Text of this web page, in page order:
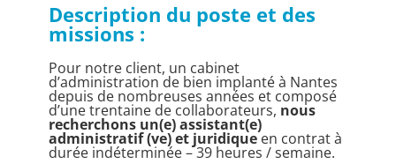
Description du poste et des
missions :
Pour notre client, un cabinet
d’administration de bien implanté à Nantes
depuis de nombreuses années et composé
d’une trentaine de collaborateurs, nous
recherchons un(e) assistant(e)
administratif (ve) et juridiqueen contrat à
durée indéterminée – 39 heures / semaine.